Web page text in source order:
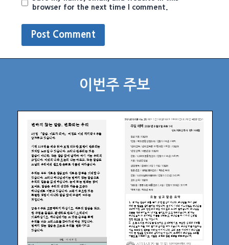
browser for the next time I comment.
이번주 주보